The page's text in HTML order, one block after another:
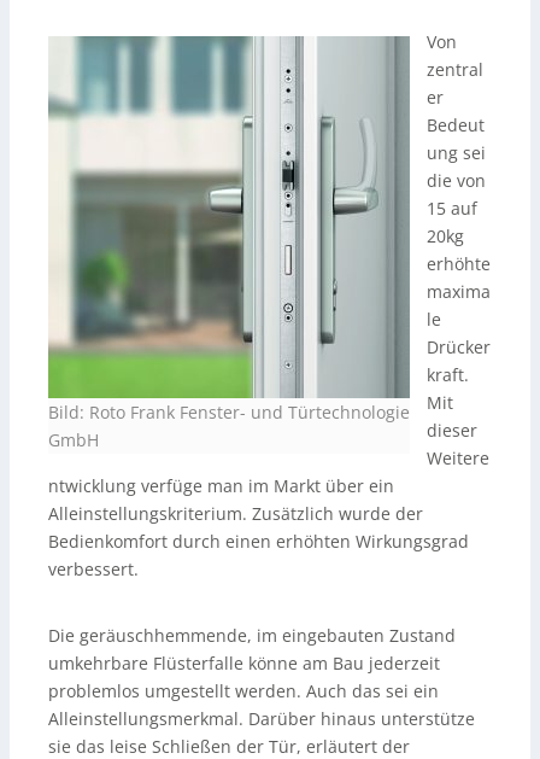
Bild: Roto Frank Fenster- und Türtechnologie
GmbH
Von
zentral
er
Bedeut
ung sei
die von
15 auf
20kg
erhöhte
maxima
le
Drücker
kraft.
Mit
dieser
Weitere
ntwicklung verfüge man im Markt über ein
Alleinstellungskriterium. Zusätzlich wurde der
Bedienkomfort durch einen erhöhten Wirkungsgrad
verbessert.
Die geräuschhemmende, im eingebauten Zustand
umkehrbare Flüsterfalle könne am Bau jederzeit
problemlos umgestellt werden. Auch das sei ein
Alleinstellungsmerkmal. Darüber hinaus unterstütze
sie das leise Schließen der Tür, erläutert der